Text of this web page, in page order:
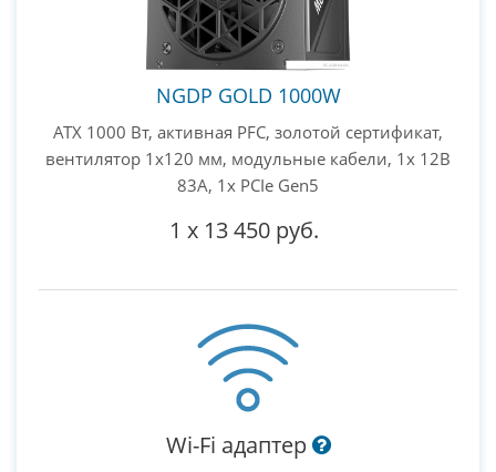
NGDP GOLD 1000W
ATX 1000 Вт, активная PFC, золотой сертификат,
вентилятор 1x120 мм, модульные кабели, 1x 12В
83А, 1x PCIe Gen5
1 x 13 450 руб.
Wi-Fi адаптер